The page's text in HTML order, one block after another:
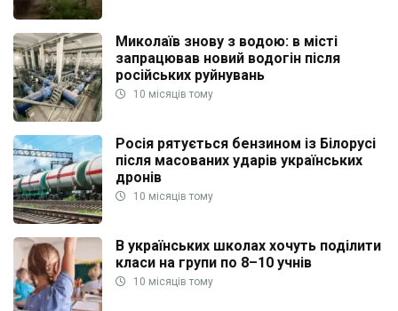
Миколаїв знову з водою: в місті
запрацював новий водогін після
російських руйнувань
10 місяців тому
Росія рятується бензином із Білорусі
після масованих ударів українських
дронів
10 місяців тому
В українських школах хочуть поділити
класи на групи по 8–10 учнів
10 місяців тому